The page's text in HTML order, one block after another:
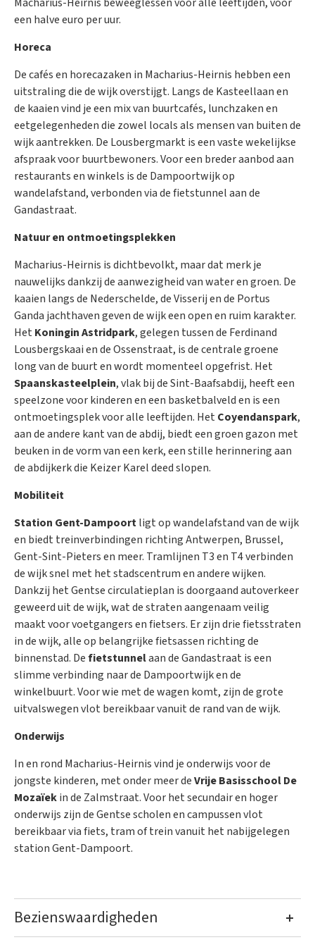
een halve euro per uur.
Horeca
De cafés en horecazaken in Macharius-Heirnis hebben een
uitstraling die de wijk overstijgt. Langs de Kasteellaan en
de kaaien vind je een mix van buurtcafés, lunchzaken en
eetgelegenheden die zowel locals als mensen van buiten de
wijk aantrekken. De Lousbergmarkt is een vaste wekelijkse
afspraak voor buurtbewoners. Voor een breder aanbod aan
restaurants en winkels is de Dampoortwijk op
wandelafstand, verbonden via de fietstunnel aan de
Gandastraat.
Natuur en ontmoetingsplekken
Macharius-Heirnis is dichtbevolkt, maar dat merk je
nauwelijks dankzij de aanwezigheid van water en groen. De
kaaien langs de Nederschelde, de Visserij en de Portus
Ganda jachthaven geven de wijk een open en ruim karakter.
Het Koningin Astridpark, gelegen tussen de Ferdinand
Lousbergskaai en de Ossenstraat, is de centrale groene
long van de buurt en wordt momenteel opgefrist. Het
Spaanskasteelplein, vlak bij de Sint-Baafsabdij, heeft een
speelzone voor kinderen en een basketbalveld en is een
ontmoetingsplek voor alle leeftijden. Het Coyendanspark,
aan de andere kant van de abdij, biedt een groen gazon met
beuken in de vorm van een kerk, een stille herinnering aan
de abdijkerk die Keizer Karel deed slopen.
Mobiliteit
Station Gent-Dampoortligt op wandelafstand van de wijk
en biedt treinverbindingen richting Antwerpen, Brussel,
Gent-Sint-Pieters en meer. Tramlijnen T3 en T4 verbinden
de wijk snel met het stadscentrum en andere wijken.
Dankzij het Gentse circulatieplan is doorgaand autoverkeer
geweerd uit de wijk, wat de straten aangenaam veilig
maakt voor voetgangers en fietsers. Er zijn drie fietsstraten
in de wijk, alle op belangrijke fietsassen richting de
binnenstad. Defietstunnelaan de Gandastraat is een
slimme verbinding naar de Dampoortwijk en de
winkelbuurt. Voor wie met de wagen komt, zijn de grote
uitvalswegen vlot bereikbaar vanuit de rand van de wijk.
Onderwijs
In en rond Macharius-Heirnis vind je onderwijs voor de
jongste kinderen, met onder meer deVrije Basisschool De
Mozaïekin de Zalmstraat. Voor het secundair en hoger
onderwijs zijn de Gentse scholen en campussen vlot
bereikbaar via fiets, tram of trein vanuit het nabijgelegen
station Gent-Dampoort.
Bezienswaardigheden